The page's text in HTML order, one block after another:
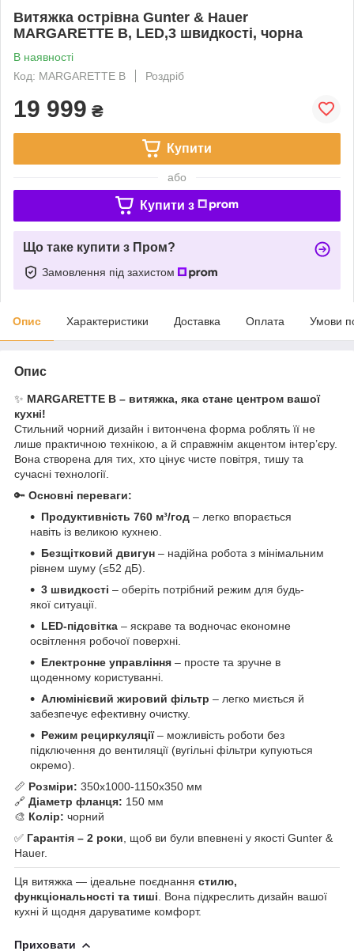
Витяжка острівна Gunter & Hauer
MARGARETTE B, LED,3 швидкості, чорна
В наявності
Код: MARGARETTE B
Роздріб
19 999 ₴
Купити
або
Купити з
Що таке купити з Пром?
Замовлення під захистом
Опис Характеристики Доставка Оплата Умови
Опис
✨ MARGARETTE B – витяжка, яка стане центром вашої
кухні!
Стильний чорний дизайн і витончена форма роблять її не
лише практичною технікою, а й справжнім акцентом інтер’єру.
Вона створена для тих, хто цінує чисте повітря, тишу та
сучасні технології.
🔑 Основні переваги:
Продуктивність 760 м³/год – легко впорається
навіть із великою кухнею.
Безщітковий двигун – надійна робота з мінімальним
рівнем шуму (≤52 дБ).
3 швидкості – оберіть потрібний режим для будь-
якої ситуації.
LED-підсвітка – яскраве та водночас економне
освітлення робочої поверхні.
Електронне управління – просте та зручне в
щоденному користуванні.
Алюмінієвий жировий фільтр – легко миється й
забезпечує ефективну очистку.
Режим рециркуляції– можливість роботи без
підключення до вентиляції (вугільні фільтри купуються
окремо).
📏 Розміри: 350х1000-1150х350 мм
🔗 Діаметр фланця: 150 мм
🎨 Колір: чорний
✅ Гарантія – 2 роки , щоб ви були впевнені у якості Gunter &
Hauer.
Ця витяжка — ідеальне поєднання стилю,
функціональності та тиші . Вона підкреслить дизайн вашої
кухні й щодня даруватиме комфорт.
Приховати